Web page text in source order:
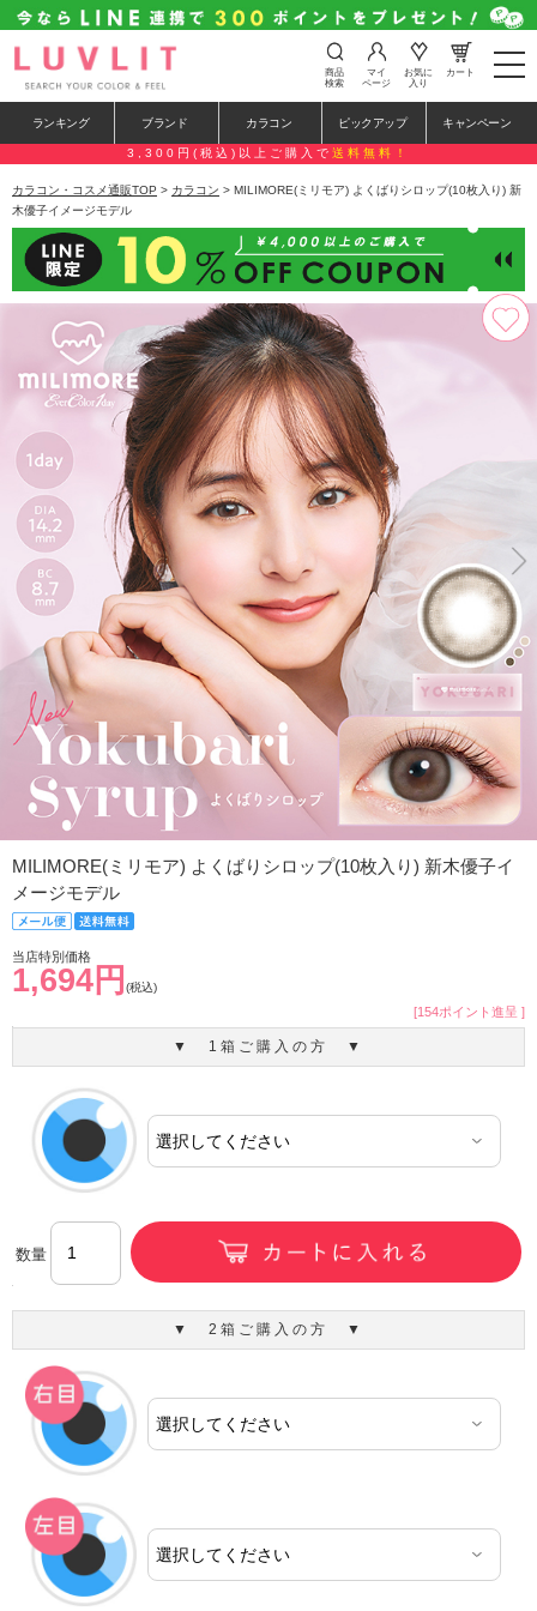
t
o
e
n
a
a
i
o
n
商品
検索
マイ
ページ
お気に
入り
カート
ランキング ブランド カラコン ピックアップ キャンペーン
3,300円(税込)以上ご購入で 送料無料！
カラコン・コスメ通販TOP > カラコン > MILIMORE(ミリモア) よくばりシロップ(10枚入り) 新
木優子イメージモデル
MILIMORE(ミリモア) よくばりシロップ(10枚入り) 新木優子イ
メージモデル
当店特別価格
1,694円 (税込)
[154ポイント進呈 ]
▼ 1箱ご購入の方 ▼
数量
▼ 2箱ご購入の方 ▼